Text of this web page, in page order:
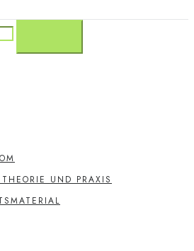
UND PRAXIS